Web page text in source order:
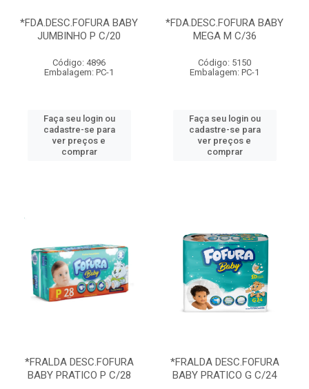
*FDA.DESC.FOFURA BABY
JUMBINHO P C/20
Código: 4896
Embalagem: PC-1
Faça seu login ou
cadastre-se para
ver preços e
comprar
*FDA.DESC.FOFURA BABY
MEGA M C/36
Código: 5150
Embalagem: PC-1
Faça seu login ou
cadastre-se para
ver preços e
comprar
*FRALDA DESC.FOFURA
BABY PRATICO P C/28
*FRALDA DESC.FOFURA
BABY PRATICO G C/24